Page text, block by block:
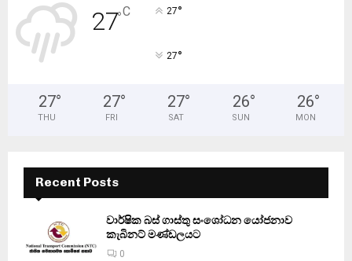
27°C 27°
27°
27°
THU
27°
FRI
27°
SAT
26°
SUN
26°
MON
Recent Posts
වාර්ෂික බස් ගාස්තු සංශෝධන යෝජනාව
කැබිනට් මණ්ඩලයට
0